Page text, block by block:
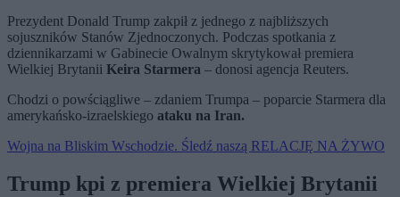
Prezydent Donald Trump zakpił z jednego z najbliższych
sojuszników Stanów Zjednoczonych. Podczas spotkania z
dziennikarzami w Gabinecie Owalnym skrytykował premiera
Wielkiej Brytanii Keira Starmera – donosi agencja Reuters.
Chodzi o powściągliwe – zdaniem Trumpa – poparcie Starmera dla
amerykańsko-izraelskiego ataku na Iran.
Wojna na Bliskim Wschodzie. Śledź naszą RELACJĘ NA ŻYWO
Trump kpi z premiera Wielkiej Brytanii